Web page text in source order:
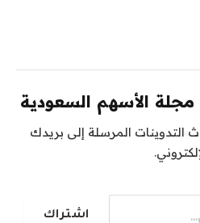
الأسهم السعودية
المرسلة إلى بريدك
اشتراك